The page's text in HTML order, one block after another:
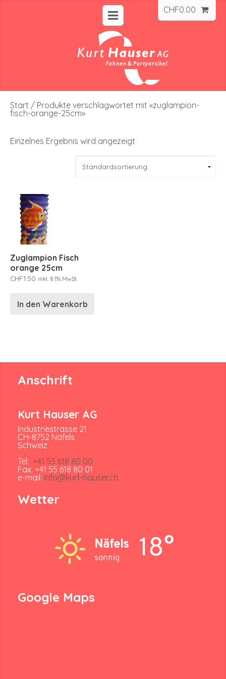
CHF0.00
Start / Produkte verschlagwortet mit «zuglampion-
fisch-orange-25cm»
Einzelnes Ergebnis wird angezeigt
Zuglampion Fisch
orange 25cm
CHF1.50 inkl. 8.1% MwSt.
In den Warenkorb
Anschrift
Kurt Hauser AG
Industriestrasse 21
CH-8752 Näfels
Schweiz
Tel: +41 55 618 80 00
Fax: +41 55 618 80 01
e-mail: info@kurt-hauser.ch
Wetter
Näfels
sonnig 18°
Google Maps